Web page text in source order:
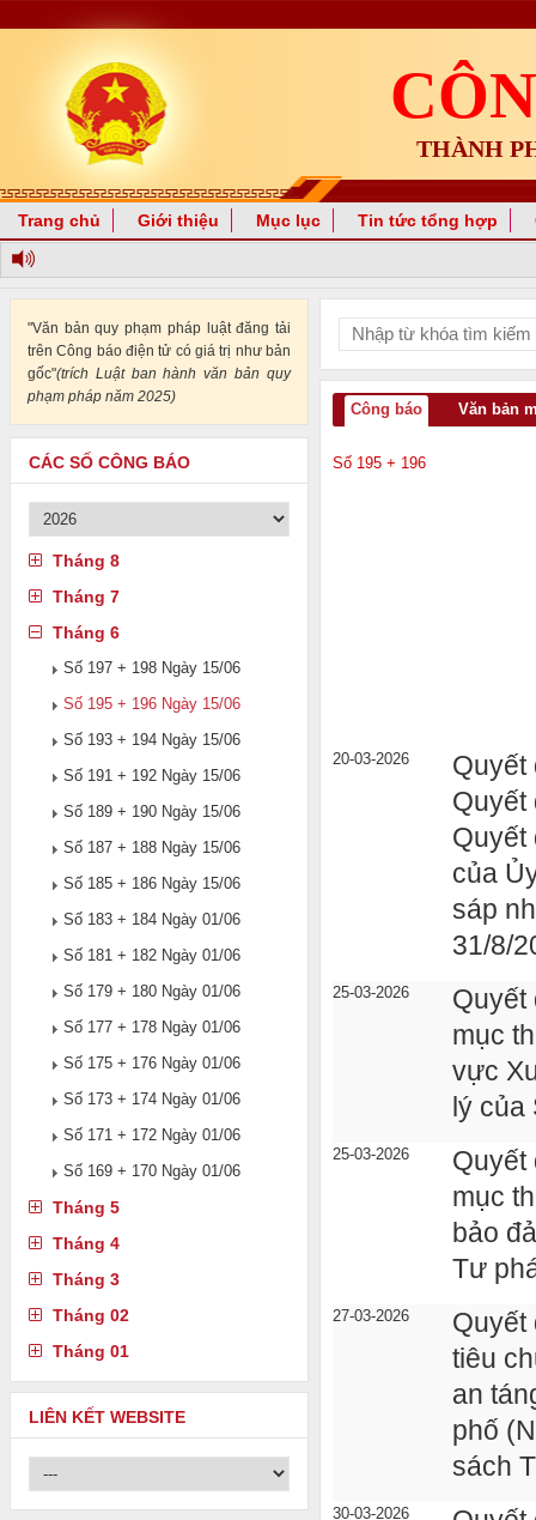
THÀNH
Trang chủ Giới thiệu Mục lục Tin tức tổng hợp
"Văn bản quy phạm pháp luật đăng tải
trên Công báo điện tử có giá trị như bản
gốc"(trích Luật ban hành văn bản quy
phạm pháp năm 2025)
CÁC SỐ CÔNG BÁO
Tháng 8
Tháng 7
Tháng 6
Số 197 + 198 Ngày 15/06
Số 195 + 196 Ngày 15/06
Số 193 + 194 Ngày 15/06
Số 191 + 192 Ngày 15/06
Số 189 + 190 Ngày 15/06
Số 187 + 188 Ngày 15/06
Số 185 + 186 Ngày 15/06
Số 183 + 184 Ngày 01/06
Số 181 + 182 Ngày 01/06
Số 179 + 180 Ngày 01/06
Số 177 + 178 Ngày 01/06
Số 175 + 176 Ngày 01/06
Số 173 + 174 Ngày 01/06
Số 171 + 172 Ngày 01/06
Số 169 + 170 Ngày 01/06
Tháng 5
Tháng 4
Tháng 3
Tháng 02
Tháng 01
LIÊN KẾT WEBSITE
Công báo Văn bản
Số 195 + 196
20-03-2026
Quyết
Quyết
Quyết
của
sáp
31/8/
25-03-2026
Quyết
mục
vực
lý của
25-03-2026
Quyết
mục
bảo
Tư
27-03-2026
Quyết
tiêu
an
phố
sách
30-03-2026